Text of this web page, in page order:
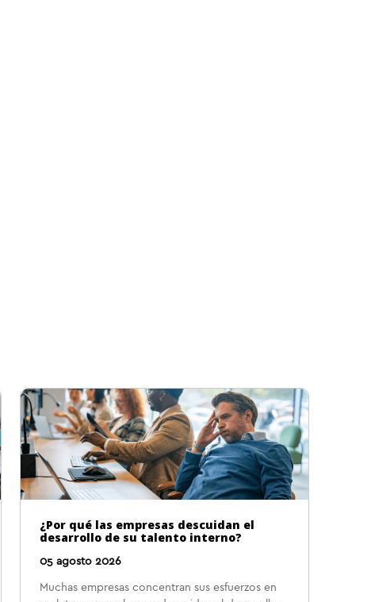
¿Por qué las empresas descuidan el
desarrollo de su talento interno?
05 agosto 2026
Muchas empresas concentran sus esfuerzos en